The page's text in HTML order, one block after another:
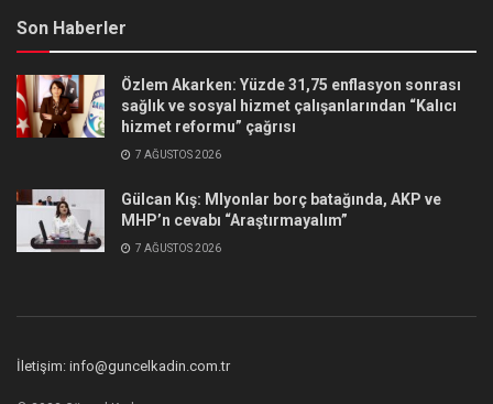
Son Haberler
Özlem Akarken: Yüzde 31,75 enflasyon sonrası
sağlık ve sosyal hizmet çalışanlarından “Kalıcı
hizmet reformu” çağrısı
7 AĞUSTOS 2026
Gülcan Kış: Mlyonlar borç batağında, AKP ve
MHP’n cevabı “Araştırmayalım”
7 AĞUSTOS 2026
İletişim: info@guncelkadin.com.tr